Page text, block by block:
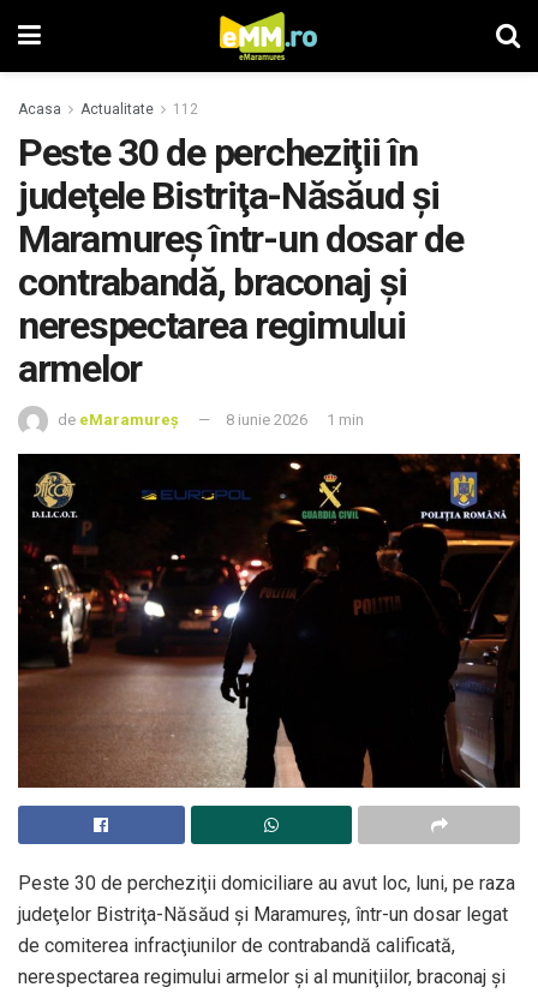
Acasa Actualitate 112
Peste 30 de percheziţii în
judeţele Bistriţa-Năsăud şi
Maramureş într-un dosar de
contrabandă, braconaj şi
nerespectarea regimului
armelor
de eMaramureș 8 iunie 2026 1 min
Peste 30 de percheziţii domiciliare au avut loc, luni, pe raza
judeţelor Bistriţa-Năsăud şi Maramureş, într-un dosar legat
de comiterea infracţiunilor de contrabandă calificată,
nerespectarea regimului armelor şi al muniţiilor, braconaj şi